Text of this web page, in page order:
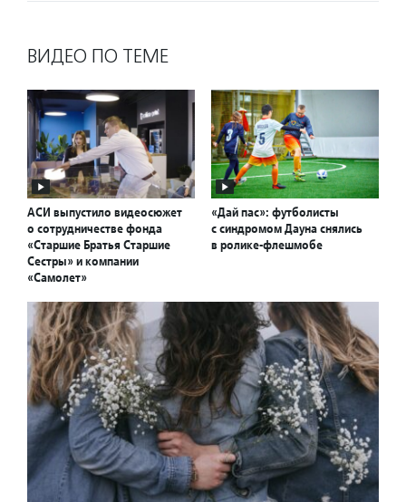
ВИДЕО ПО ТЕМЕ
АСИ выпустило видеосюжет
о сотрудничестве фонда
«Старшие Братья Старшие
Сестры» и компании
«Самолет»
«Дай пас»: футболисты
с синдромом Дауна снялись
в ролике-флешмобе